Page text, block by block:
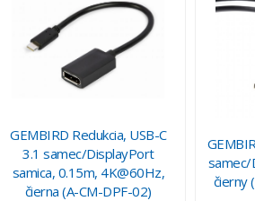
GEMBIRD Redukcia, USB-C
3.1 samec/DisplayPort
samica, 0.15m, 4K@60Hz,
čierna (A-CM-DPF-02)
samec/
čierny